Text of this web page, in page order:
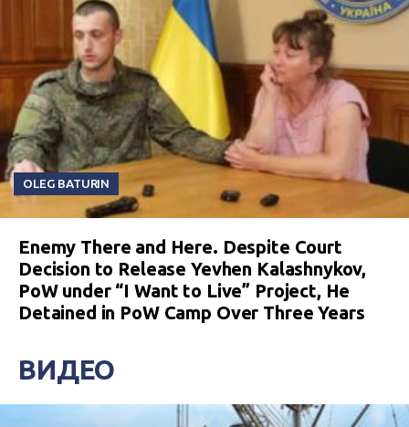
OLEG BATURIN
Enemy There and Here. Despite Court
Decision to Release Yevhen Kalashnykov,
PoW under “I Want to Live” Project, He
Detained in PoW Camp Over Three Years
ВИДЕО